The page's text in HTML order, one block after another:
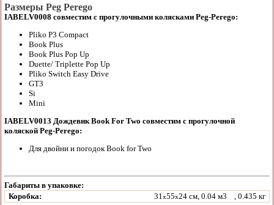
Размеры Peg Perego
IABELV0008 совместим с прогулочными колясками Peg-Perego:
Pliko P3 Compact
Book Plus
Book Plus Pop Up
Duette/ Triplette Pop Up
Pliko Switch Easy Drive
GT3
Si
Mini
IABELV0013 Дождевик Book For Two совместим с прогулочной
коляской Peg-Perego:
Для двойни и погодок Book for Two
Габариты в упаковке:
Коробка:
31x55x24 см, 0.04 м3 , 0.435 кг